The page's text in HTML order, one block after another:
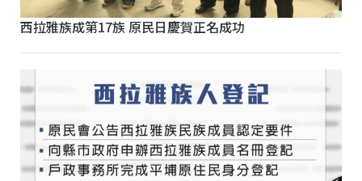
西拉雅族成第17族 原民日慶賀正名成功